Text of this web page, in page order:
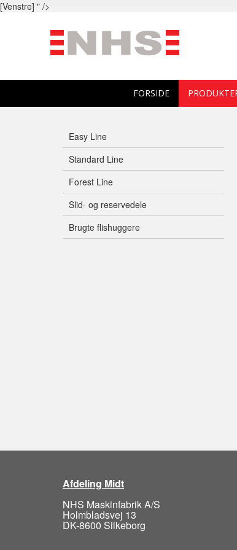
[Venstre] " />
FORSIDE
Easy Line
Standard Line
Forest Line
Slid- og reservedele
Brugte flishuggere
Afdeling Midt
NHS Maskinfabrik A/S
Holmbladsvej 13
DK-8600 Silkeborg